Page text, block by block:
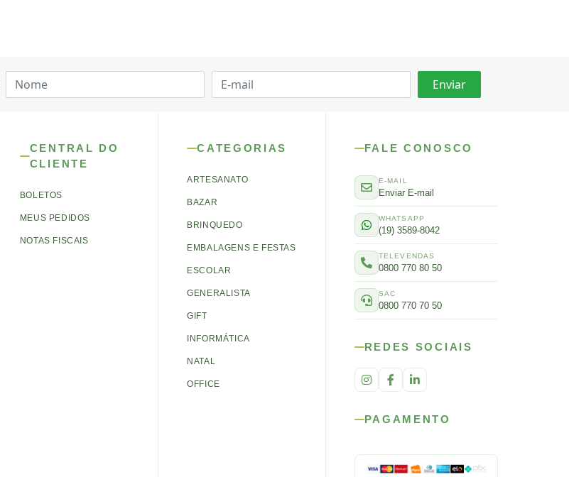
CENTRAL DO
CLIENTE
BOLETOS
MEUS PEDIDOS
NOTAS FISCAIS
CATEGORIAS
ARTESANATO
BAZAR
BRINQUEDO
EMBALAGENS E FESTAS
ESCOLAR
GENERALISTA
GIFT
INFORMÁTICA
NATAL
OFFICE
FALE CONOSCO
E-MAIL
Enviar E-mail
WHATSAPP
(19) 3589-8042
TELEVENDAS
0800 770 80 50
SAC
0800 770 70 50
REDES SOCIAIS
PAGAMENTO